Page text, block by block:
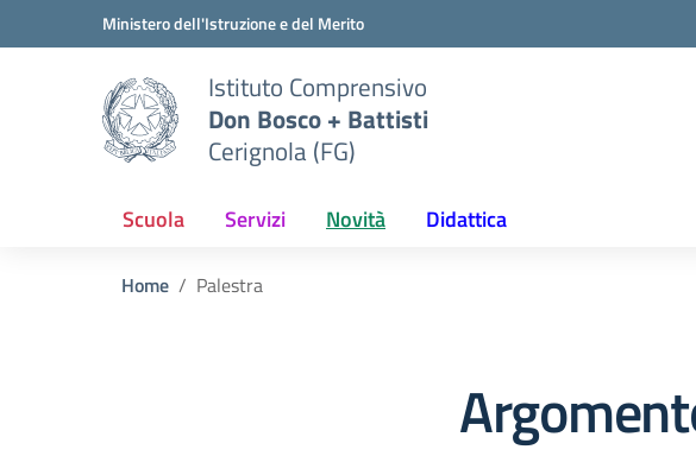
Vai ai contenuti
Vai al menu di navigazioneMinistero dell'Istruzione e del Merito
Istituto Comprensivo
Don Bosco + Battisti
Cerignola (FG)
Scuola Servizi Novità Didattica
Home Palestra